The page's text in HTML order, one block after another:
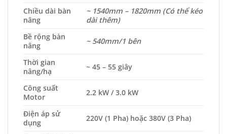
Chiều dài bàn
nâng
~ 1540mm – 1820mm (Có thể kéo
dài thêm)
Bề rộng bàn
nâng
~ 540mm/1 bên
Thời gian
nâng/hạ
~ 45 – 55 giây
Công suất
Motor
2.2 kW / 3.0 kW
Điện áp sử
dụng
220V (1 Pha) hoặc 380V (3 Pha)